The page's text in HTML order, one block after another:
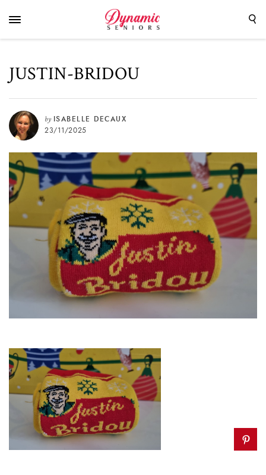
JUSTIN-BRIDOU
by ISABELLE DECAUX
23/11/2025